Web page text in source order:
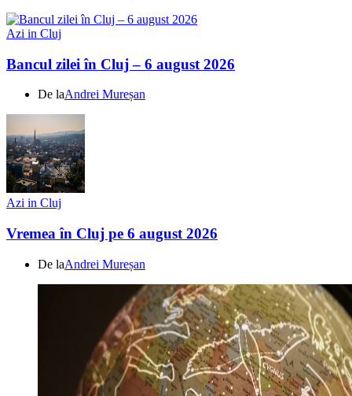
Azi in Cluj
Bancul zilei în Cluj – 6 august 2026
De laAndrei Mureșan
Azi in Cluj
Vremea în Cluj pe 6 august 2026
De laAndrei Mureșan